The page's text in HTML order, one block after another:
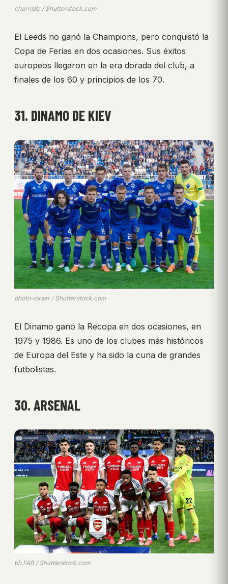
charnsitr / Shutterstock.com
El Leeds no ganó la Champions, pero conquistó la
Copa de Ferias en dos ocasiones. Sus éxitos
europeos llegaron en la era dorada del club, a
finales de los 60 y principios de los 70.
31. DINAMO DE KIEV
photo-oxser / Shutterstock.com
El Dinamo ganó la Recopa en dos ocasiones, en
1975 y 1986. Es uno de los clubes más históricos
de Europa del Este y ha sido la cuna de grandes
futbolistas.
30. ARSENAL
ph.FAB / Shutterstock.com